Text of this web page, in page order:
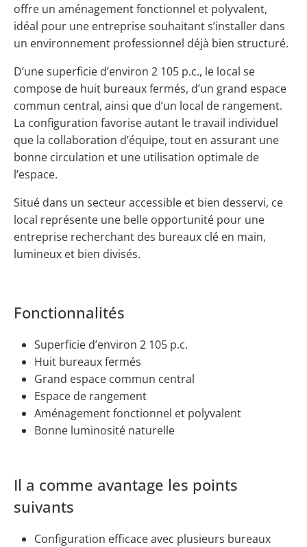
offre un aménagement fonctionnel et polyvalent,
idéal pour une entreprise souhaitant s’installer dans
un environnement professionnel déjà bien structuré.
D’une superficie d’environ 2 105 p.c., le local se
compose de huit bureaux fermés, d’un grand espace
commun central, ainsi que d’un local de rangement.
La configuration favorise autant le travail individuel
que la collaboration d’équipe, tout en assurant une
bonne circulation et une utilisation optimale de
l’espace.
Situé dans un secteur accessible et bien desservi, ce
local représente une belle opportunité pour une
entreprise recherchant des bureaux clé en main,
lumineux et bien divisés.
Fonctionnalités
Superficie d’environ 2 105 p.c.
Huit bureaux fermés
Grand espace commun central
Espace de rangement
Aménagement fonctionnel et polyvalent
Bonne luminosité naturelle
Il a comme avantage les points
suivants
Configuration efficace avec plusieurs bureaux